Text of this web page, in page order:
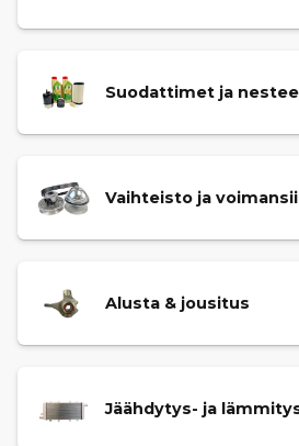
Suodattimet ja
Vaihteisto ja
Alusta & jousitus
Jäähdytys- ja